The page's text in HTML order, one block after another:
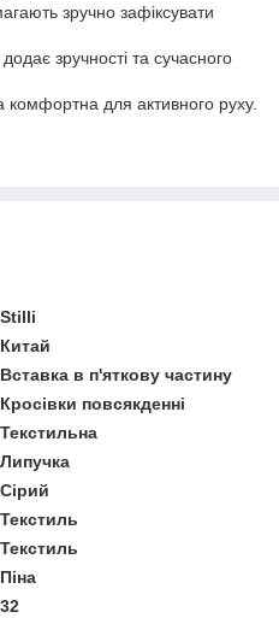
зручно зафіксувати
додає зручності та сучасного
комфортна для активного руху.
Stilli
Китай
Вставка в п'яткову частину
Кросівки повсякденні
Текстильна
Липучка
Сірий
Текстиль
Текстиль
Піна
32